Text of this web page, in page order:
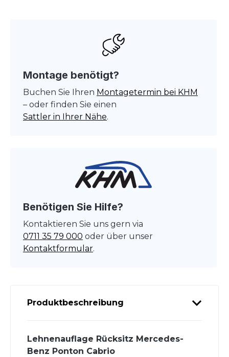
Montage benötigt?
Buchen Sie Ihren Montagetermin bei KHM
– oder finden Sie einen
Sattler in Ihrer Nähe.
Benötigen Sie Hilfe?
Kontaktieren Sie uns gern via
0711 35 79 000 oder über unser
Kontaktformular.
Produktbeschreibung
Lehnenauflage Rücksitz Mercedes-
Benz Ponton Cabrio